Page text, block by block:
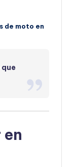
de moto en
que